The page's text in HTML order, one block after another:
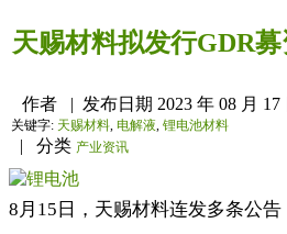
天赐材料拟发行GDR
作者 | 发布日期 2023 年 08 月 17
关键字: 天赐材料, 电解液, 锂电池材料
| 分类 产业资讯
8月15日，天赐材料连发多条公